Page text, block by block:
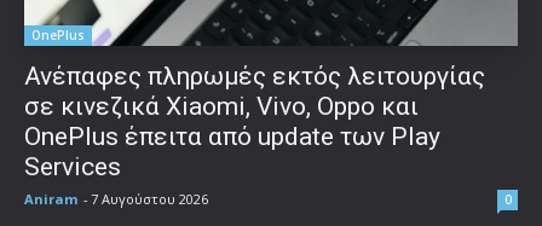
OnePlus
Ανέπαφες πληρωμές εκτός λειτουργίας
σε κινεζικά Xiaomi, Vivo, Oppo και
OnePlus έπειτα από update των Play
Services
Aniram - 7 Αυγούστου 2026 0